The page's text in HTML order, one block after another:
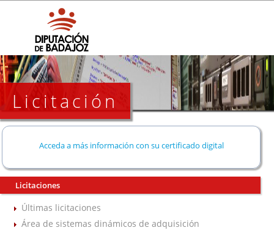
Licitación
Acceda a más información con su certificado digital
Licitaciones
Últimas licitaciones
Área de sistemas dinámicos de adquisición